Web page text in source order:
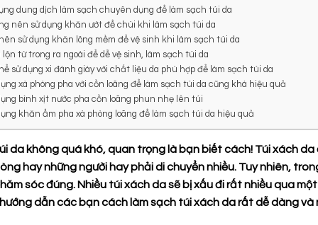
dung dịch làm sạch chuyên dụng để làm sạch túi da
nên sử dụng khăn ướt để chùi khi làm sạch túi da
sử dụng khăn lông mềm để vệ sinh khi làm sạch túi da
lộn từ trong ra ngoài để dễ vệ sinh, làm sạch túi da
sử dụng xi đánh giày với chất liệu da phù hợp để làm sạch túi da
xà phòng pha với cồn loãng để làm sạch túi da cũng khá hiệu quả
bình xịt nước pha cồn loãng phun nhẹ lên túi
khăn ẩm pha xà phòng loãng để làm sạch túi da hiệu quả
da không quá khó, quan trọng là bạn biết cách! Túi xách
hay những người hay phải di chuyển nhiều. Tuy nhiên,
sóc đúng. Nhiều túi xách da sẽ bị xấu đi rất nhiều qua
dẫn các bạn cách làm sạch túi xách da rất dễ dàng và